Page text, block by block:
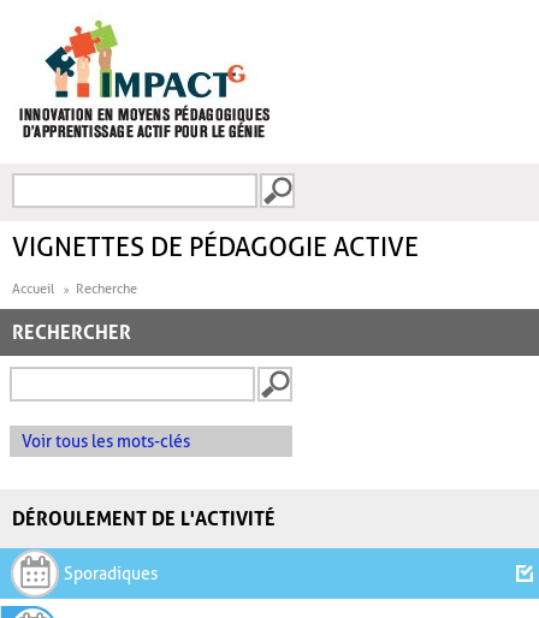
FORMULAIRE DE
VIGNETTES DE PÉDAGOGIE ACTIVE
Accueil Recherche
RECHERCHER
Voir tous les mots-clés
DÉROULEMENT DE L'ACTIVITÉ
Sporadiques